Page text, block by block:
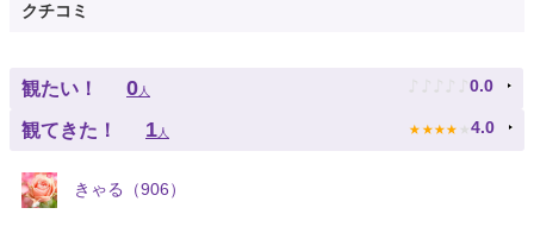
クチコミ
観たい！ 0人 ♪ ♪ ♪ ♪ ♪ 0.0
観てきた！ 1人 ★ ★ ★ ★ ★ 4.0
きゃる（906）